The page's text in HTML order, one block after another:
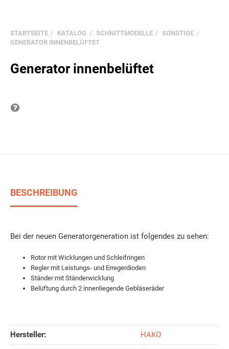
STARTSEITE KATALOG SCHNITTMODELLE
SONSTIGE
GENERATOR INNENBELÜFTET
Generator innenbelüftet
BESCHREIBUNG
Bei der neuen Generatorgeneration ist folgendes zu sehen:
Rotor mit Wicklungen und Schleifringen
Regler mit Leistungs- und Erregerdioden
Ständer mit Ständerwicklung
Belüftung durch 2 innenliegende Gebläseräder
Hersteller: HAKO